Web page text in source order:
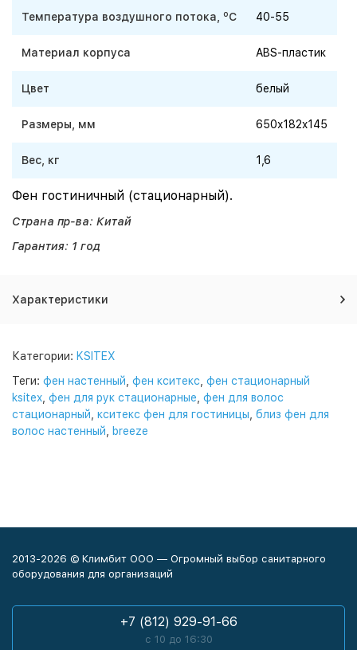
Температура воздушного потока, oC 40-55
Материал корпуса ABS-пластик
Цвет белый
Размеры, мм 650x182x145
Вес, кг 1,6
Фен гостиничный (стационарный).
Страна пр-ва: Китай
Гарантия: 1 год
Характеристики
Категории: KSITEX
Теги: фен настенный фен кситекс фен стационарный
ksitex фен для рук стационарные фен для волос
стационарный кситекс фен для гостиницы близ фен для
волос настенный
breeze
2013-2026 © Климбит ООО — Огромный выбор санитарного
оборудования для организаций
+7 (812) 929-91-66
с 10 до 16:30